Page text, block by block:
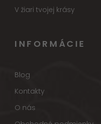
V žiari tvojej krásy
INFORMÁCIE
Blog
Kontakty
O nás